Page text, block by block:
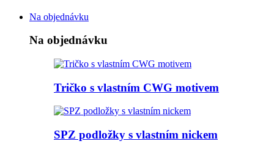
Na objednávku
Na objednávku
Tričko s vlastním CWG motivem
SPZ podložky s vlastním nickem